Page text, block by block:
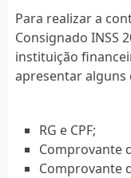
Para realizar a
Consignado INSS
instituição
apresentar alguns
RG e CPF;
Comprovante
Comprovante